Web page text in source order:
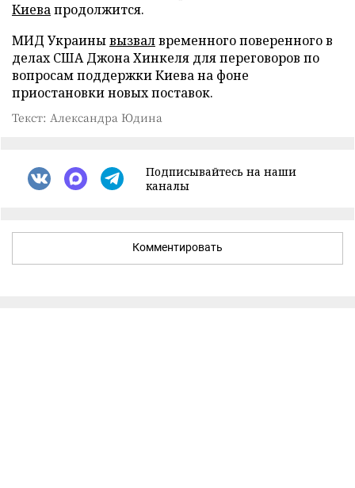
Киевапродолжится.
МИД Украинывызвалвременного поверенного в
делах США Джона Хинкеля для переговоров по
вопросам поддержки Киева на фоне
приостановки новых поставок.
Текст: Александра Юдина
Подписывайтесь на наши
каналы
Комментировать